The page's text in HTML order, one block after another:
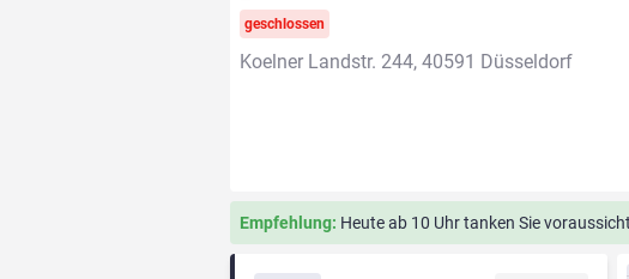
geschlossen
Koelner Landstr. 244, 40591 Düsseldorf
Empfehlung: Heute ab 10 Uhr tanken Sie